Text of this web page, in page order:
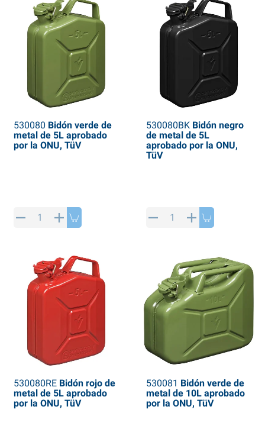
530080 Bidón verde de
metal de 5L aprobado
por la ONU, TüV
530080BKBidón negro
de metal de 5L
aprobado por la ONU,
TüV
530080REBidón rojo de
metal de 5L aprobado
por la ONU, TüV
530081 Bidón verde de
metal de 10L aprobado
por la ONU, TüV